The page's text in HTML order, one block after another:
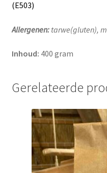
(E503)
Allergenen:tarwe(gluten),
Inhoud: 400 gram
Gerelateerde